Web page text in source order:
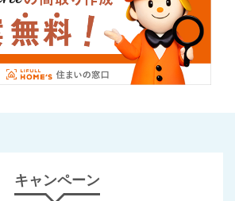
キャンペーン